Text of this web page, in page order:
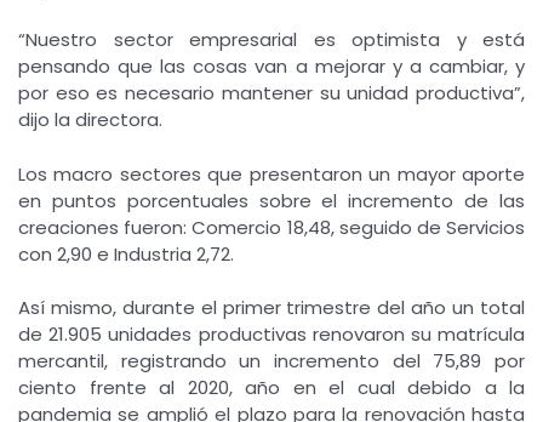
“Nuestro sector empresarial es optimista y está
pensando que las cosas van a mejorar y a cambiar, y
por eso es necesario mantener su unidad productiva”,
dijo la directora.
Los macro sectores que presentaron un mayor aporte
en puntos porcentuales sobre el incremento de las
creaciones fueron: Comercio 18,48, seguido de Servicios
con 2,90 e Industria 2,72.
Así mismo, durante el primer trimestre del año un total
de 21.905 unidades productivas renovaron su matrícula
mercantil, registrando un incremento del 75,89 por
ciento frente al 2020, año en el cual debido a la
pandemia se amplió el plazo para la renovación hasta